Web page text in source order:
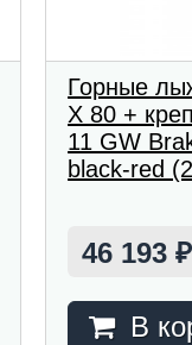
Горные
X 80 +
11 GW
black-red
46 193₽
В